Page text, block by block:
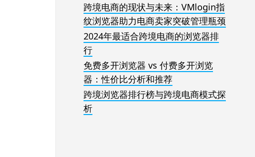
跨境电商的现状与未来：VMlogin指
纹浏览器助力电商卖家突破管理瓶颈
2024年最适合跨境电商的浏览器排
行
免费多开浏览器 vs 付费多开浏览
器：性价比分析和推荐
跨境浏览器排行榜与跨境电商模式探
析